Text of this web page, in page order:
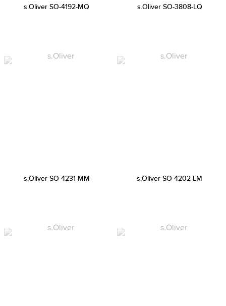
s.Oliver SO-4192-MQ s.Oliver SO-3808-LQ
s.Oliver SO-4231-MM s.Oliver SO-4202-LM